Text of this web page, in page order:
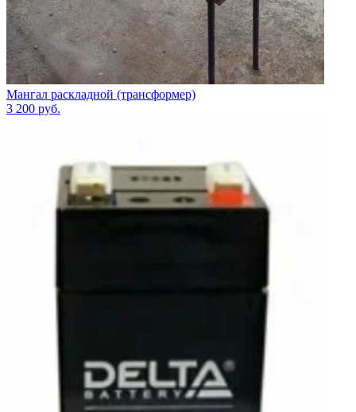
Мангал раскладной (трансформер)
3 200 руб.